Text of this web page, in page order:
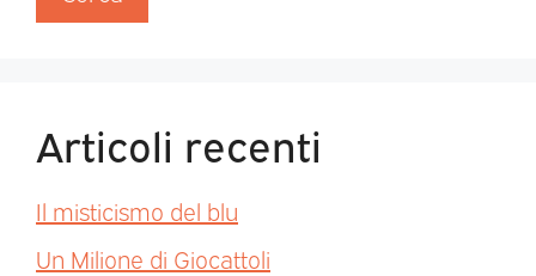
Articoli recenti
Il misticismo del blu
Un Milione di Giocattoli